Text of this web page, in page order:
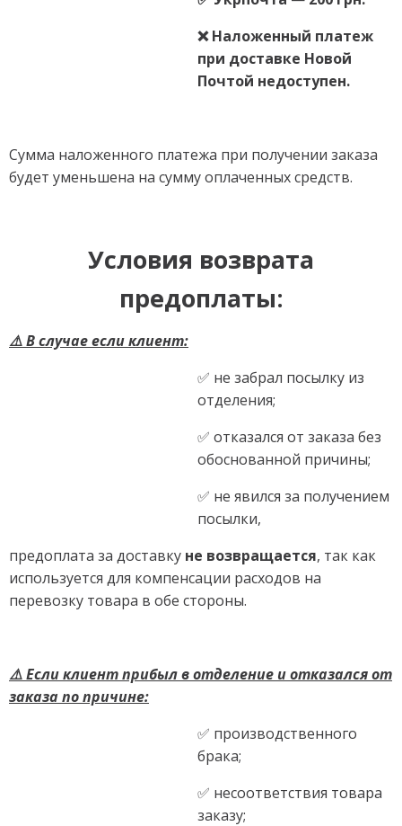
❌ Наложенный платеж
при доставке Новой
Почтой недоступен.
Сумма наложенного платежа при получении заказа
будет уменьшена на сумму оплаченных средств.
Условия возврата
предоплаты:
⚠️ В случае если клиент:
✅ не забрал посылку из
отделения;
✅ отказался от заказа без
обоснованной причины;
✅ не явился за получением
посылки,
предоплата за доставку не возвращается, так как
используется для компенсации расходов на
перевозку товара в обе стороны.
⚠️ Если клиент прибыл в отделение и отказался от
заказа по причине:
✅ производственного
брака;
✅ несоответствия товара
заказу;